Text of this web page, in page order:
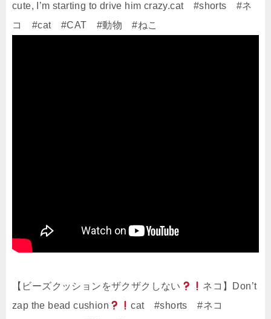
cute, I’m starting to drive him crazy.cat #shorts #ネ
コ #cat #CAT #動物 #ねこ
【ビーズクッションをザクザクしない
ネコ】Don’t
zap the bead cushion
cat #shorts #ネコ